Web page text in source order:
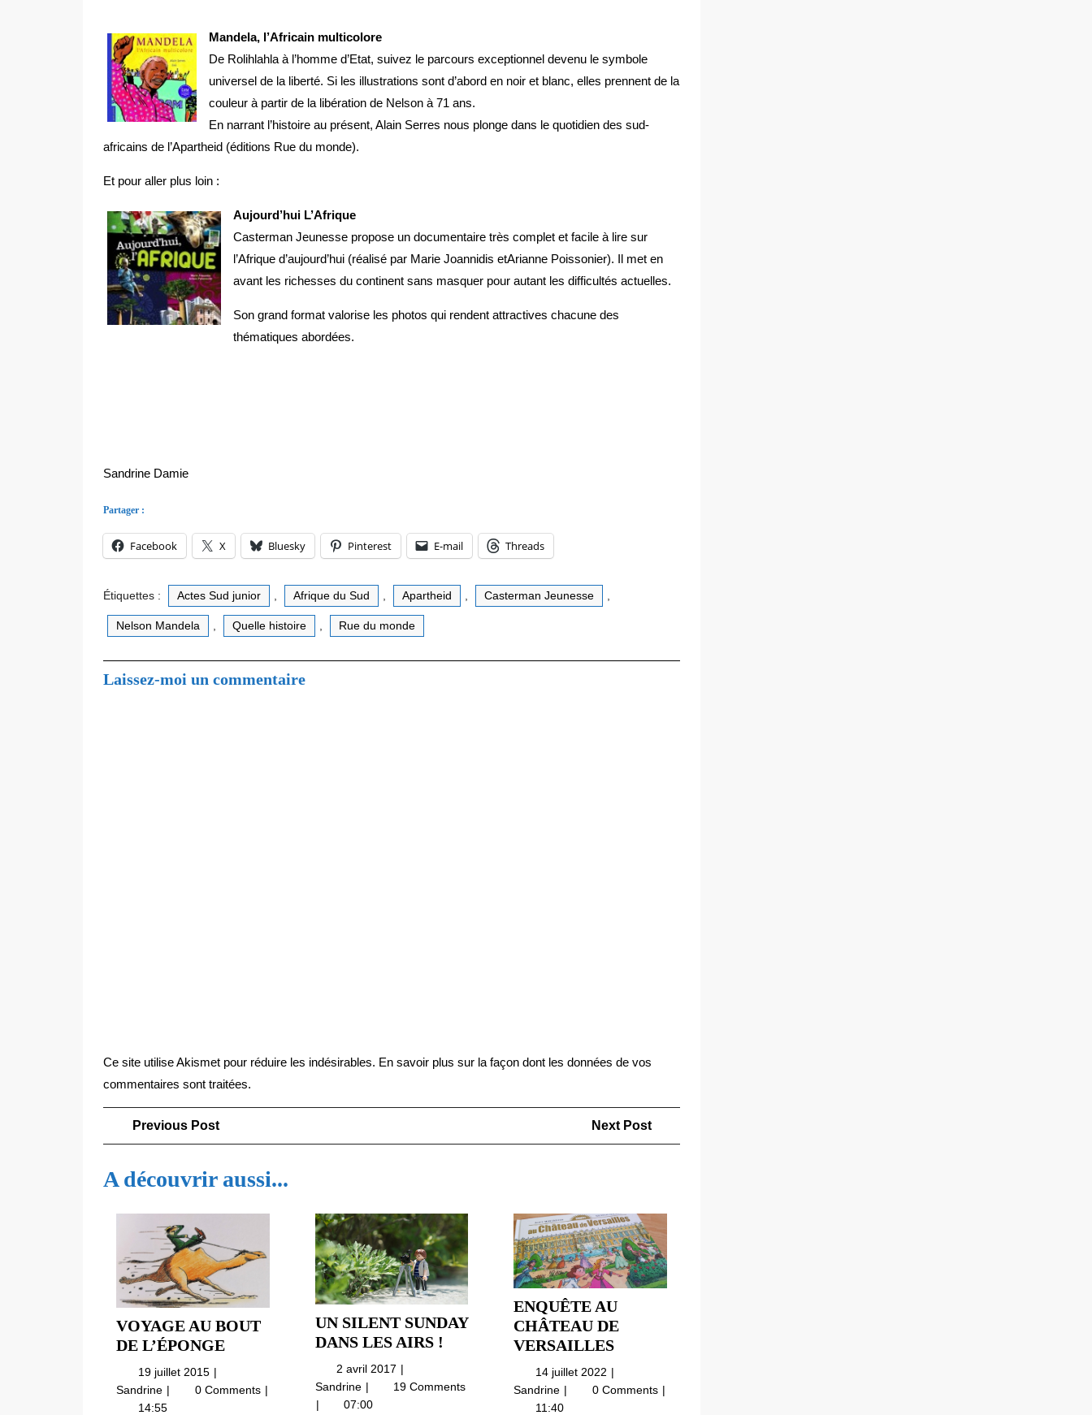
Mandela, l’Africain multicolore
De Rolihlahla à l’homme d’Etat, suivez le parcours exceptionnel devenu le symbole
universel de la liberté. Si les illustrations sont d’abord en noir et blanc, elles prennent de la
couleur à partir de la libération de Nelson à 71 ans.
En narrant l’histoire au présent, Alain Serres nous plonge dans le quotidien des sud-
africains de l’Apartheid (éditions Rue du monde).
Et pour aller plus loin :
Aujourd’hui L’Afrique
Casterman Jeunesse propose un documentaire très complet et facile à lire sur
l’Afrique d’aujourd’hui (réalisé par Marie Joannidis etArianne Poissonier). Il met en
avant les richesses du continent sans masquer pour autant les difficultés actuelles.
Son grand format valorise les photos qui rendent attractives chacune des
thématiques abordées.
Sandrine Damie
Partager :
Facebook X Bluesky Pinterest E-mail Threads
Étiquettes : Actes Sud junior Afrique du Sud Apartheid Casterman Jeunesse
Nelson Mandela Quelle histoire Rue du monde
Laissez-moi un commentaire
Ce site utilise Akismet pour réduire les indésirables. En savoir plus sur la façon dont les données de vos
commentaires sont traitées.
Navigation
de
l’article
Previous PostPrevious
Next Post
A découvrir aussi...
VOYAGE AU BOUT
DE L’ÉPONGEVOYAGE
BOUT
19 juillet 2015 19
juillet
Sandrine Voyage
au
0 Comments
14:55
UN SILENT SUNDAY
DANS LES AIRS !
SUNDAY
2 avril 2017 2
avril
Sandrine Un
Silent
19 Comments
07:00
ENQUÊTE AU
CHÂTEAU DE
VERSAILLESENQUÊTE
CHÂTEAU
14 juillet 2022 14
juillet
Sandrine Enquête
au
0 Comments
11:40